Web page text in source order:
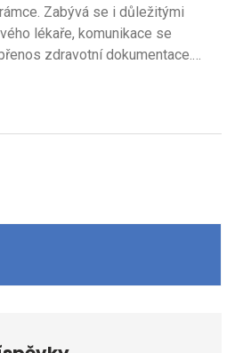
Zabývá se i důležitými
lékaře, komunikace se
zdravotní dokumentace.
užitečné tipy a zajímavé
lékaře zjednoduší a zrychlí.